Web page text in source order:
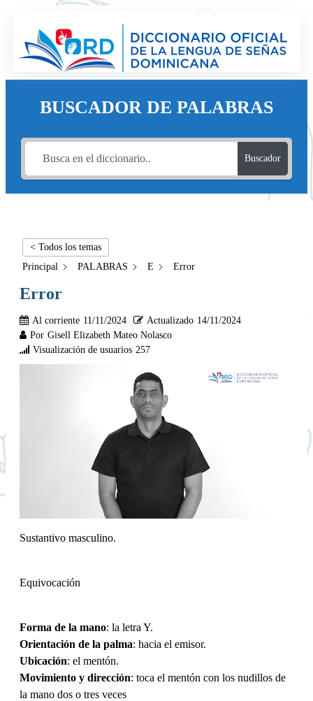
BUSCADOR DE PALABRAS
Buscador
< Todos los temas
Principal
PALABRAS E Error
Error
Al corriente 11/11/2024 Actualizado 14/11/2024
Por Gisell Elizabeth Mateo Nolasco
Visualización de usuarios 257
Sustantivo masculino.
Equivocación
Forma de la mano: la letra Y.
Orientación de la palma: hacia el emisor.
Ubicación: el mentón.
Movimiento y dirección: toca el mentón con los nudillos de
la mano dos o tres veces